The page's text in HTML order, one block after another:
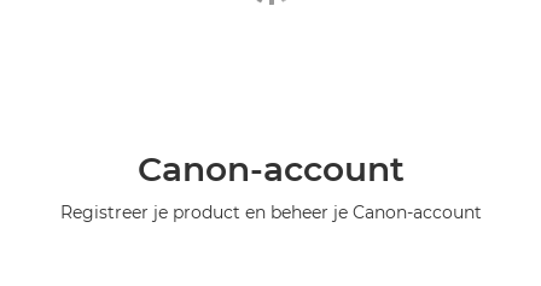
Canon-account
Registreer je product en beheer je Canon-account